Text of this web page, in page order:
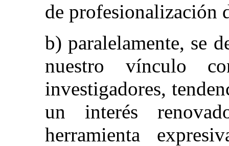
de profesionalización
b) paralelamente, se
nuestro vínculo
investigadores,
un interés
herramienta